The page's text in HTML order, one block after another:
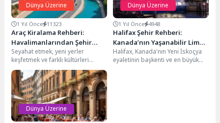
Dünya Üzerine
1 Yıl Önce 11323
Araç Kiralama Rehberi:
Havalimanlarından Şehir
Merkezine Konforlu Ulaşım
Seyahat etmek, yeni yerler
keşfetmek ve farklı kültürleri
deneyimlemek hayatın en güzel
parçalarından biridir. Ancak,...
Dünya Üzerine
1 Yıl Önce 4948
Halifax Şehir Rehberi:
Kanada’nın Yaşanabilir Liman
Kenti
Halifax, Kanada'nın Yeni İskoçya
eyaletinin başkenti ve en büyük
Dünya Üzerine